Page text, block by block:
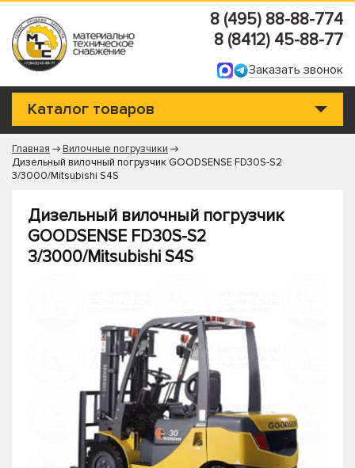
8 (495) 88-88-774
8 (8412) 45-88-77
Заказать звонок
Каталог товаров
Главная
Вилочные погрузчики
Дизельный вилочный погрузчик GOODSENSE FD30S-S2
3/3000/Mitsubishi S4S
Дизельный вилочный погрузчик
GOODSENSE FD30S-S2
3/3000/Mitsubishi S4S